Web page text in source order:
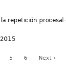
repetición
5 6 Next ›